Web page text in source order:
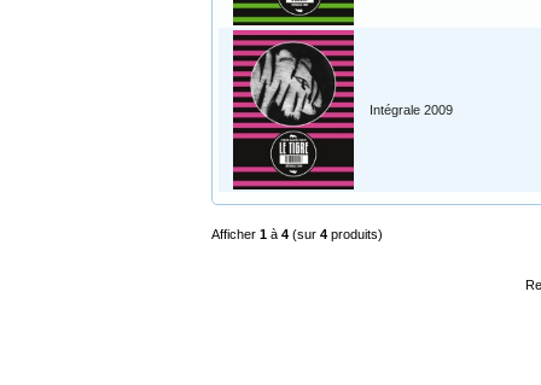
Intégrale 2009
Afficher 1 à 4 (sur 4 produits)